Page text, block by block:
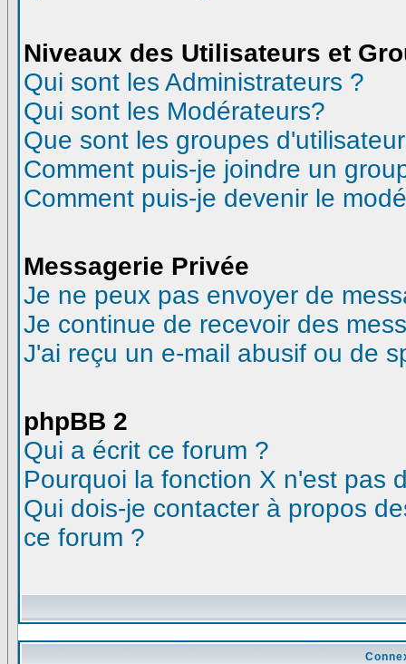
Niveaux des Utilisateurs et
Qui sont les Administrateurs ?
Qui sont les Modérateurs?
Que sont les groupes
Comment puis-je joindre un
Comment puis-je devenir le
Messagerie Privée
Je ne peux pas envoyer de
Je continue de recevoir des
J'ai reçu un e-mail abusif ou de
phpBB 2
Qui a écrit ce forum ?
Pourquoi la fonction X n'est pas
Qui dois-je contacter à propos
ce forum ?